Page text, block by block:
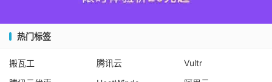
热门标签
搬瓦工 腾讯云
Vultr